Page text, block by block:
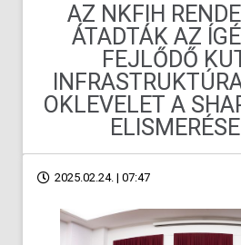
AZ NKFIH
ÁTADTÁK AZ
FEJLŐDŐ
OKLEVELET A
2025.02.24. | 07:47